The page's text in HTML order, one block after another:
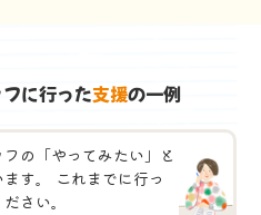
に行った支援の一例
の「やってみたい」と
す。
これまでに行っ
さい。